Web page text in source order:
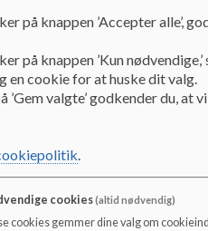
på knappen ’Accepter alle’,
på knappen ’Kun
en cookie for at huske dit valg.
’Gem valgte’ godkender du,
.
cookies(altid nødvendig)
cookies gemmer dine valg om